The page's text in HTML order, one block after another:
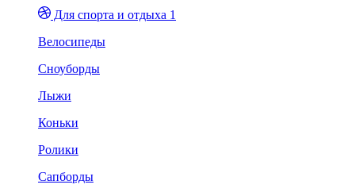
Для спорта и отдыха 1
Велосипеды
Сноуборды
Лыжи
Коньки
Ролики
Сапборды